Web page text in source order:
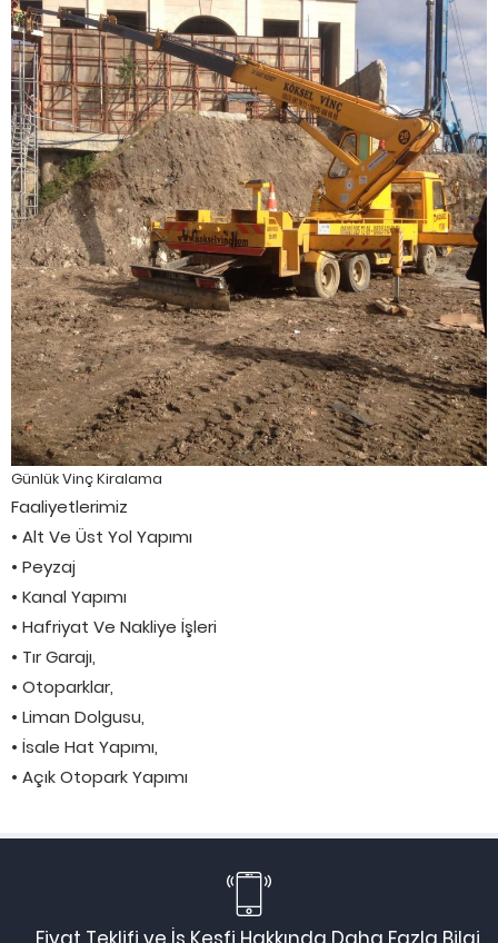
Günlük Vinç Kiralama
Faaliyetlerimiz
• Alt Ve Üst Yol Yapımı
• Peyzaj
• Kanal Yapımı
• Hafriyat Ve Nakliye İşleri
• Tır Garajı,
• Otoparklar,
• Liman Dolgusu,
• İsale Hat Yapımı,
• Açık Otopark Yapımı